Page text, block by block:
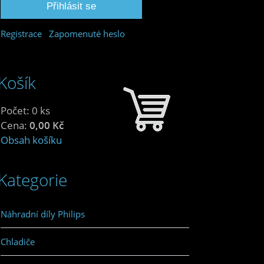
Registrace Zapomenuté heslo
Počet: 0 ks
Cena: 0,00 Kč
Obsah košíku
Náhradní díly Philips
Chladiče